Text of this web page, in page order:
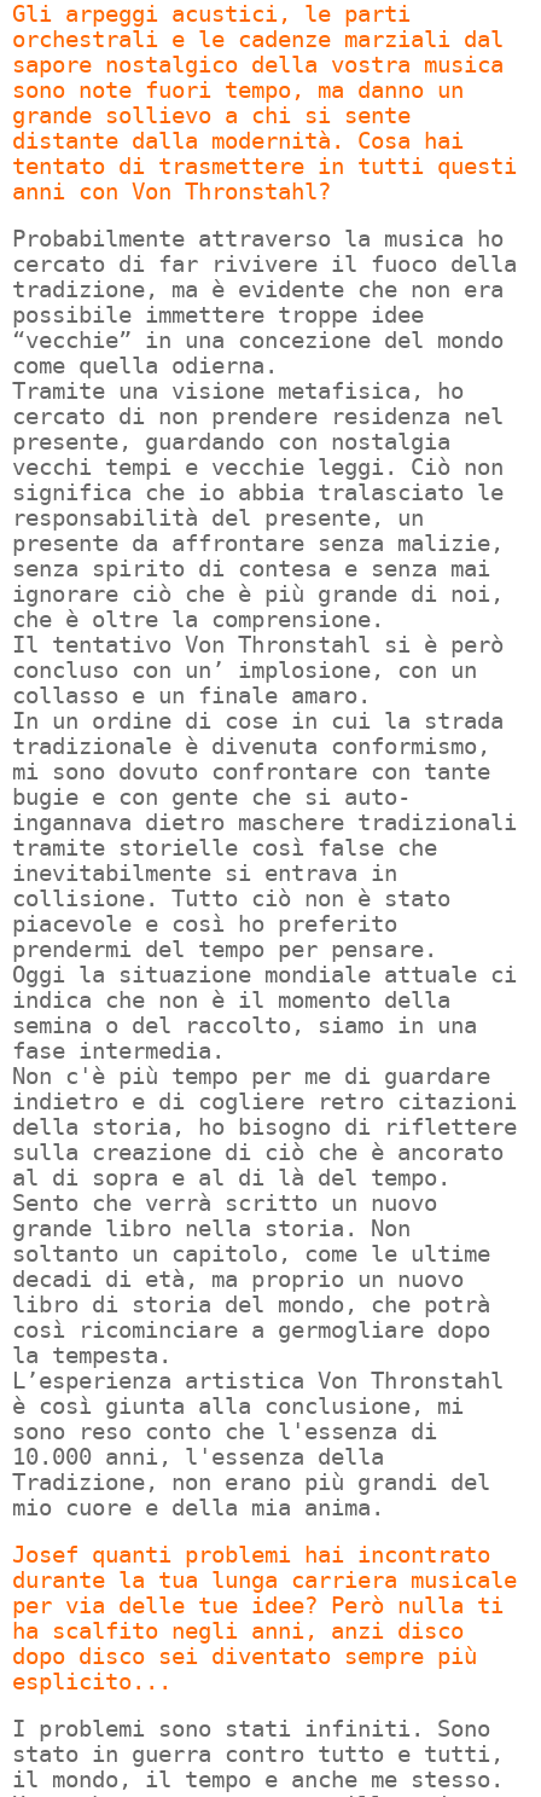
Gli arpeggi acustici, le parti
orchestrali e le cadenze marziali dal
sapore nostalgico della vostra musica
sono note fuori tempo, ma danno un
grande sollievo a chi si sente
distante dalla modernità. Cosa hai
tentato di trasmettere in tutti questi
anni con Von Thronstahl?
Probabilmente attraverso la musica ho
cercato di far rivivere il fuoco della
tradizione, ma è evidente che non era
possibile immettere troppe idee
“vecchie” in una concezione del mondo
come quella odierna.
Tramite una visione metafisica, ho
cercato di non prendere residenza nel
presente, guardando con nostalgia
vecchi tempi e vecchie leggi. Ciò non
significa che io abbia tralasciato le
responsabilità del presente, un
presente da affrontare senza malizie,
senza spirito di contesa e senza mai
ignorare ciò che è più grande di noi,
che è oltre la comprensione.
Il tentativo Von Thronstahl si è però
concluso con un’ implosione, con un
collasso e un finale amaro.
In un ordine di cose in cui la strada
tradizionale è divenuta conformismo,
mi sono dovuto confrontare con tante
bugie e con gente che si auto-
ingannava dietro maschere tradizionali
tramite storielle così false che
inevitabilmente si entrava in
collisione. Tutto ciò non è stato
piacevole e così ho preferito
prendermi del tempo per pensare.
Oggi la situazione mondiale attuale ci
indica che non è il momento della
semina o del raccolto, siamo in una
fase intermedia.
Non c'è più tempo per me di guardare
indietro e di cogliere retro citazioni
della storia, ho bisogno di riflettere
sulla creazione di ciò che è ancorato
al di sopra e al di là del tempo.
Sento che verrà scritto un nuovo
grande libro nella storia. Non
soltanto un capitolo, come le ultime
decadi di età, ma proprio un nuovo
libro di storia del mondo, che potrà
così ricominciare a germogliare dopo
la tempesta.
L’esperienza artistica Von Thronstahl
è così giunta alla conclusione, mi
sono reso conto che l'essenza di
10.000 anni, l'essenza della
Tradizione, non erano più grandi del
mio cuore e della mia anima.
Josef quanti problemi hai incontrato
durante la tua lunga carriera musicale
per via delle tue idee? Però nulla ti
ha scalfito negli anni, anzi disco
dopo disco sei diventato sempre più
esplicito...
I problemi sono stati infiniti. Sono
stato in guerra contro tutto e tutti,
il mondo, il tempo e anche me stesso.